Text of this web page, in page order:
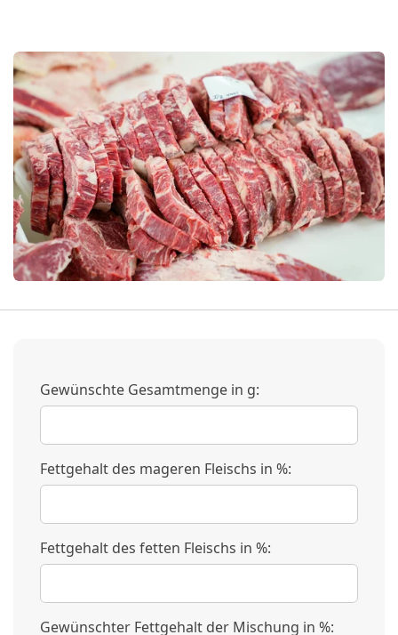
Gewünschte Gesamtmenge in g:
Fettgehalt des mageren Fleischs in %:
Fettgehalt des fetten Fleischs in %:
Gewünschter Fettgehalt der Mischung in %: